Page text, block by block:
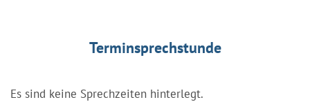
Terminsprechstunde
Es sind keine Sprechzeiten hinterlegt.